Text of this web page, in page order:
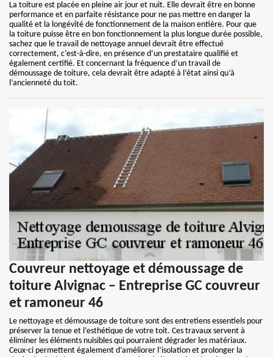
La toiture est placée en pleine air jour et nuit. Elle devrait être en bonne
performance et en parfaite résistance pour ne pas mettre en danger la
qualité et la longévité de fonctionnement de la maison entière. Pour que
la toiture puisse être en bon fonctionnement la plus longue durée possible,
sachez que le travail de nettoyage annuel devrait être effectué
correctement, c’est-à-dire, en présence d’un prestataire qualifié et
également certifié. Et concernant la fréquence d’un travail de
démoussage de toiture, cela devrait être adapté à l’état ainsi qu’à
l’ancienneté du toit.
Couvreur nettoyage et démoussage de
toiture Alvignac – Entreprise GC couvreur
et ramoneur 46
Le nettoyage et démoussage de toiture sont des entretiens essentiels pour
préserver la tenue et l’esthétique de votre toit. Ces travaux servent à
éliminer les éléments nuisibles qui pourraient dégrader les matériaux.
Ceux-ci permettent également d’améliorer l’isolation et prolonger la